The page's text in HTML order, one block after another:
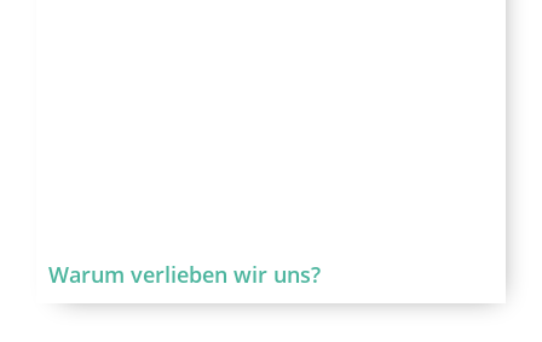
Warum verlieben wir uns?